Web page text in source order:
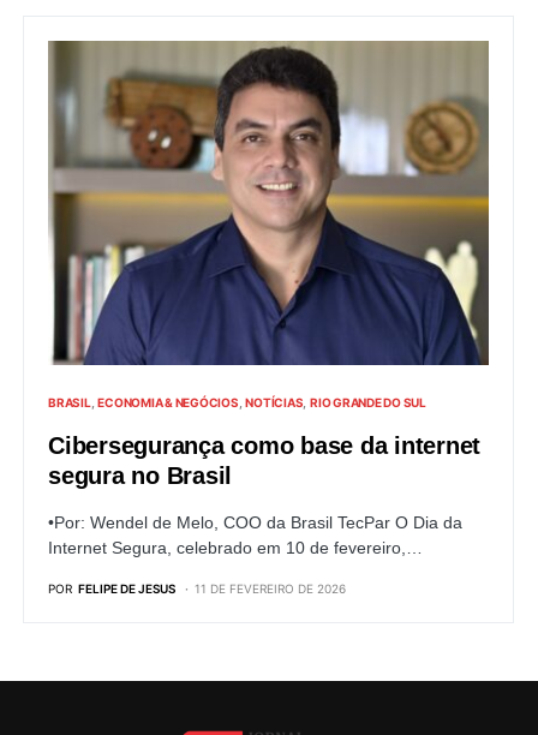
BRASIL ECONOMIA & NEGÓCIOS NOTÍCIAS RIO GRANDE DO SUL
Cibersegurança como base da internet
segura no Brasil
•Por: Wendel de Melo, COO da Brasil TecPar O Dia da
Internet Segura, celebrado em 10 de fevereiro,…
POR FELIPE DE JESUS 11 DE FEVEREIRO DE 2026